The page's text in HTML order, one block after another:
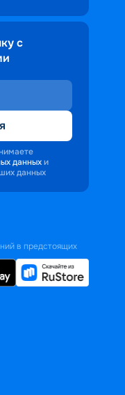
с
данных и
данных
в предстоящих